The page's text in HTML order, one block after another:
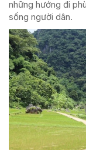
những hướng đi
sống người dân.